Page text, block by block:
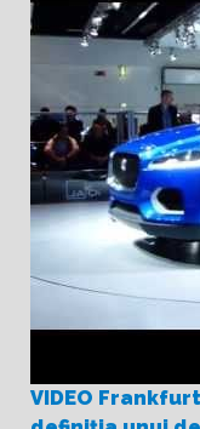
VIDEO